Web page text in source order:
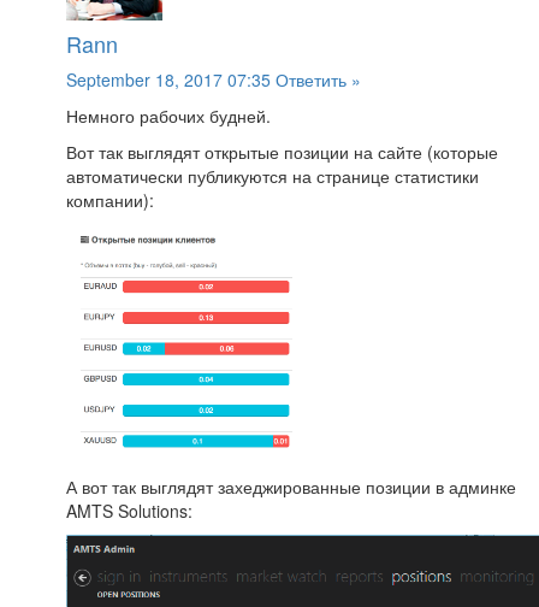
Rann
September 18, 2017 07:35 Ответить »
Немного рабочих будней.
Вот так выглядят открытые позиции на сайте (которые
автоматически публикуются на странице статистики
компании):
А вот так выглядят захеджированные позиции в админке
AMTS Solutions: